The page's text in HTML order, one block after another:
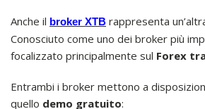
Anche il broker XTB rappresenta
Conosciuto come uno dei broker più
focalizzato principalmente sul Forex
Entrambi i broker mettono a
quello demo gratuito: